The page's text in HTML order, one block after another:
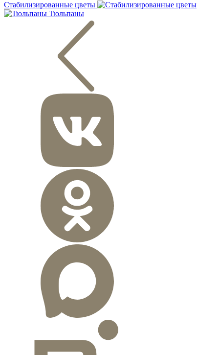
Стабилизированные цветы
Тюльпаны